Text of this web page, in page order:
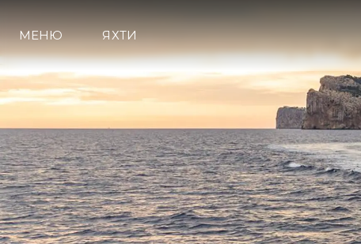
МЕНЮ ЯХТИ
Информация
Карта На Сайта
Контакти
Предпочитания За
Бисквитки